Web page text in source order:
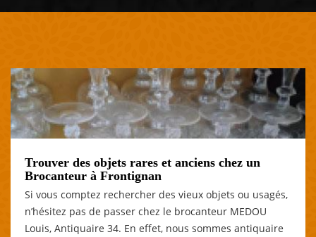
Trouver des objets rares et anciens chez un
Brocanteur à Frontignan
Si vous comptez rechercher des vieux objets ou usagés,
n’hésitez pas de passer chez le brocanteur MEDOU
Louis, Antiquaire 34. En effet, nous sommes antiquaire